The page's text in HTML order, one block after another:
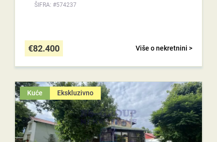
ŠIFRA: #574237
Više o nekretnini >
€82.400
Kuće Ekskluzivno